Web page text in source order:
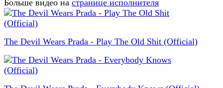
Больше видео на странице исполнителя
The Devil Wears Prada - Play The Old Shit (Official)